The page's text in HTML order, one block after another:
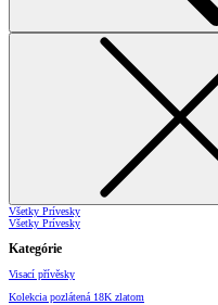
Všetky Prívesky
Všetky Prívesky
Kategórie
Visací přívěsky
Kolekcia pozlátená 18K zlatom